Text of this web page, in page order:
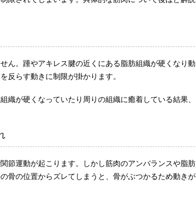
ん。踵やアキレス腱の近くにある脂肪組織が硬くなり動
反らす動きに制限が掛かります。
織が硬くなっていたり周りの組織に癒着している結果、
節運動が起こります。しかし筋肉のアンバランスや脂肪
骨の位置からズレてしまうと、骨がぶつかるため動きが